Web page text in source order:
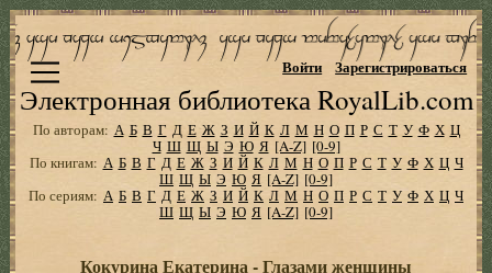
Электронная библиотека RoyalLib.com
Войти Зарегистрироваться
По авторам: А Б В Г Д Е Ж З И Й К Л М Н О П Р С Т У Ф Х Ц
Ч Ш Щ Ы Э Ю Я [A-Z] [0-9]
По книгам: А Б В Г Д Е Ж З И Й К Л М Н О П Р С Т У Ф Х Ц Ч
Ш Щ Ы Э Ю Я [A-Z] [0-9]
По сериям: А Б В Г Д Е Ж З И Й К Л М Н О П Р С Т У Ф Х Ц Ч
Ш Щ Ы Э Ю Я [A-Z] [0-9]
Кокурина Екатерина - Глазами женщины